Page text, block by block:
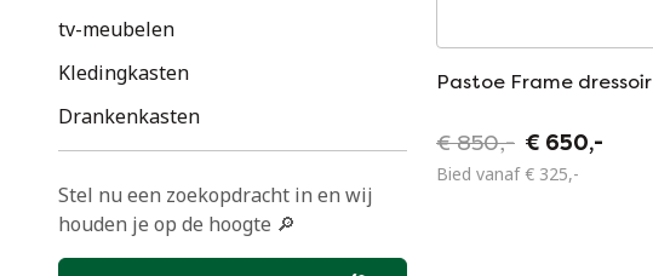
tv-meubelen
Kledingkasten
Drankenkasten
Stel nu een zoekopdracht in en wij
houden je op de hoogte 🔎
Pastoe Frame dressoir
€ 850,- € 650,-
Bied vanaf € 325,-